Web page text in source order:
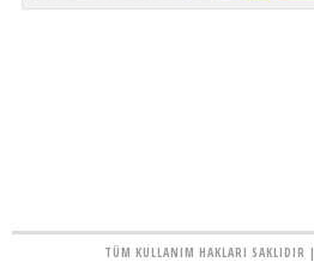
TÜM KULLANIM HAKLARI SAKLIDIR |